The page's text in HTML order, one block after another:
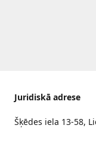
Juridiskā adrese
Šķēdes iela 13-58,